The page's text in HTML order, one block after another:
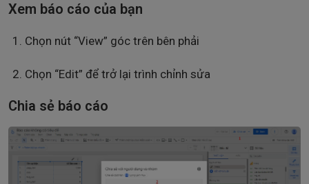
Xem báo cáo của bạn
Chọn nút “View” góc trên bên phải
Chọn “Edit” để trở lại trình chỉnh sửa
Chia sẻ báo cáo